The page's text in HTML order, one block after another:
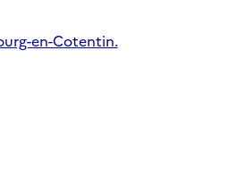
en-Cotentin.